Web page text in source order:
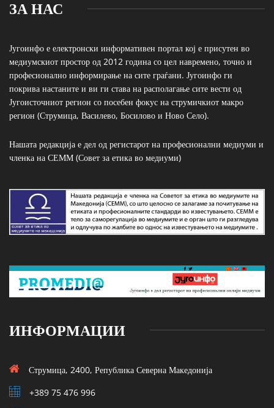
ЗА НАС
Југоинфо е електронски информативен портал кој е присутен во
медиумскиот простор од 2012 година со цел навремено, точно и
професионално информирање на сите граѓани. Југоинфо ги
покрива настаните и ви ги става на располагање сите вести од
Југоисточниот регион со посебен фокус на струмичкиот макро
регион (Струмица, Василево, Босилово и Ново Село).
Нашата редакција е дел од регистарот на професионални медиуми и
членка на СЕММ (Совет за етика во медиуми)
ИНФОРМАЦИИ
Струмица, 2400, Република Северна Македонија
+389 75 476 996